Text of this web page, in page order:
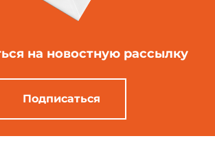
на новостную рассылку
Подписаться